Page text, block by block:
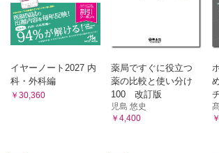
シーン5 アシクロビル（抗ヘルペスウイルス薬）
た！
シーン6 タゾバクタム/ ピペラシリン（β-ラクタ
障害が疑われた！
8 泌尿器・生殖器障害アセスメント
・泌尿器障害
・生殖器障害
シーン1 フェジピン（カルシウム拮抗薬）による
シーン2 ジソピラミド（抗不整脈薬）による排尿
3 血液・造血器障害アセスメント
・薬剤性血球障害の臨床型
・薬剤性血球障害の起因薬
・薬剤性血球障害の発症機序
・薬剤性血球障害の処置／治療
・薬剤性血球障害の回避対策
シーン1 リバビリン（抗肝炎ウイルス薬）に
イヤーノート2027 内
科・外科編
￥30,360
薬局ですぐに役立つ
薬の比較と使い分け
100 改訂版
児島 悠史
￥4,400